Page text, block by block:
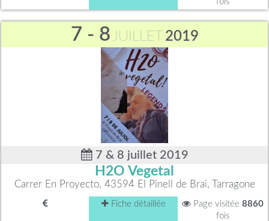
7 - 8 JUILLET 2019
7 & 8 juillet 2019
H2O Vegetal
Carrer En Proyecto, 43594 El Pinell de Brai, Tarragone
Fiche détaillée Page visitée 8860
fois